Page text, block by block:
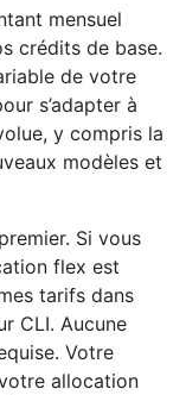
mensuel
crédits de base.
de votre
s’adapter à
y compris la
modèles et
Si vous
flex est
tarifs dans
CLI. Aucune
Votre
allocation